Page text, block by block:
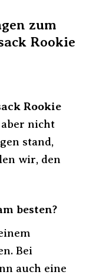
zum
Rookie
Rookie
nicht
stand,
wir, den
besten?
Bei
auch eine